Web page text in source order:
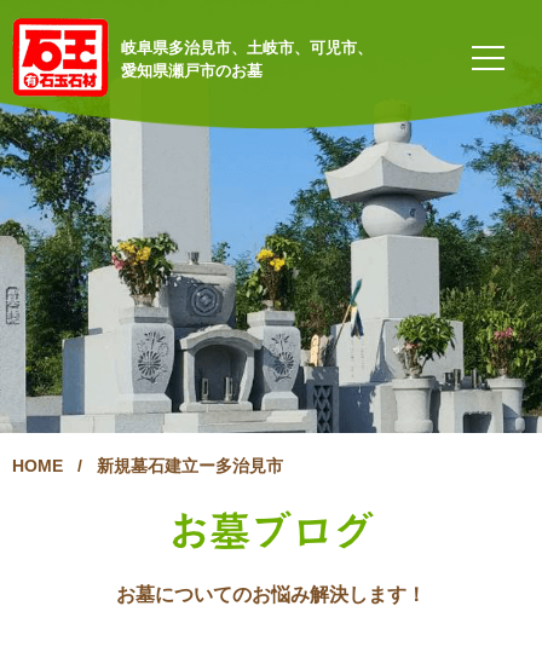
岐阜県多治見市、土岐市、可児市、
愛知県瀬戸市のお墓
HOME / 新規墓石建立ー多治見市
お墓ブログ
お墓についてのお悩み解決します！